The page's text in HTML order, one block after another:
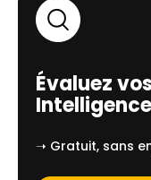
Évaluez
➝ Gratuit, sans